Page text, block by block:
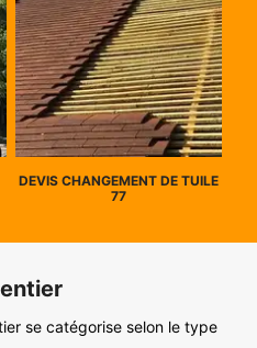
DEVIS CHANGEMENT DE TUILE
77
se catégorise selon le type